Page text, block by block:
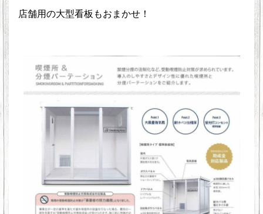
店舗用の大型看板もおまかせ！